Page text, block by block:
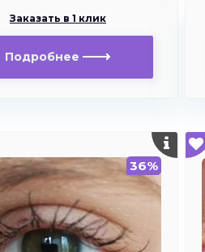
Заказать в 1 клик
Подробнее
36%